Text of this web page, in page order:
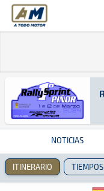
A Todo Motor ·
NOTICIAS
ITINERARIO TIEMPOS